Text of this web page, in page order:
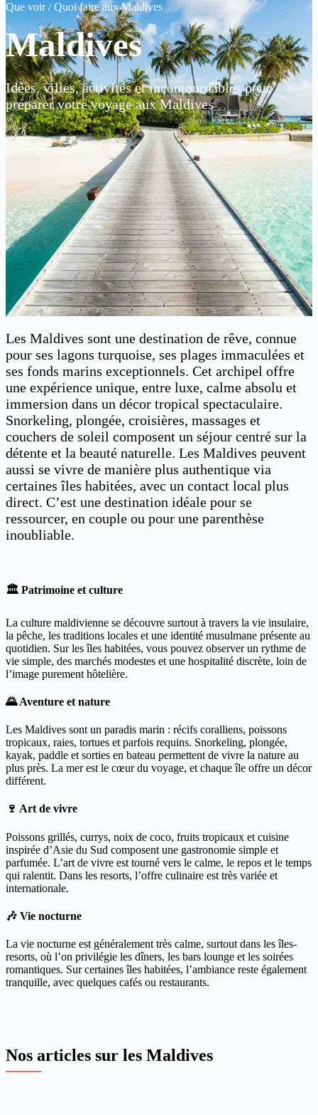
Que voir / Quoi faire aux Maldives
Maldives
Idées, villes, activités et incontournables pour
préparer votre voyage aux Maldives
Les Maldives sont une destination de rêve, connue
pour ses lagons turquoise, ses plages immaculées et
ses fonds marins exceptionnels. Cet archipel offre
une expérience unique, entre luxe, calme absolu et
immersion dans un décor tropical spectaculaire.
Snorkeling, plongée, croisières, massages et
couchers de soleil composent un séjour centré sur la
détente et la beauté naturelle. Les Maldives peuvent
aussi se vivre de manière plus authentique via
certaines îles habitées, avec un contact local plus
direct. C’est une destination idéale pour se
ressourcer, en couple ou pour une parenthèse
inoubliable.
🏛 Patrimoine et culture
La culture maldivienne se découvre surtout à travers la vie insulaire,
la pêche, les traditions locales et une identité musulmane présente au
quotidien. Sur les îles habitées, vous pouvez observer un rythme de
vie simple, des marchés modestes et une hospitalité discrète, loin de
l’image purement hôtelière.
🌄 Aventure et nature
Les Maldives sont un paradis marin : récifs coralliens, poissons
tropicaux, raies, tortues et parfois requins. Snorkeling, plongée,
kayak, paddle et sorties en bateau permettent de vivre la nature au
plus près. La mer est le cœur du voyage, et chaque île offre un décor
différent.
🍷 Art de vivre
Poissons grillés, currys, noix de coco, fruits tropicaux et cuisine
inspirée d’Asie du Sud composent une gastronomie simple et
parfumée. L’art de vivre est tourné vers le calme, le repos et le temps
qui ralentit. Dans les resorts, l’offre culinaire est très variée et
internationale.
🎶 Vie nocturne
La vie nocturne est généralement très calme, surtout dans les îles-
resorts, où l’on privilégie les dîners, les bars lounge et les soirées
romantiques. Sur certaines îles habitées, l’ambiance reste également
tranquille, avec quelques cafés ou restaurants.
Nos articles sur les Maldives